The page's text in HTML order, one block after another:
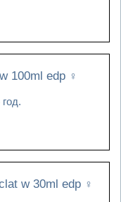
100ml edp ♀
w 30ml edp ♀